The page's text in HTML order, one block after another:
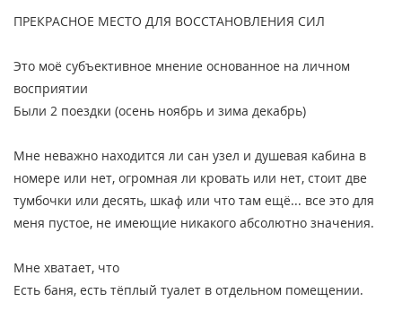
ПРЕКРАСНОЕ МЕСТО ДЛЯ ВОССТАНОВЛЕНИЯ СИЛ
Это моё субъективное мнение основанное на личном
восприятии
Были 2 поездки (осень ноябрь и зима декабрь)
Мне неважно находится ли сан узел и душевая кабина в
номере или нет, огромная ли кровать или нет, стоит две
тумбочки или десять, шкаф или что там ещё... все это для
меня пустое, не имеющие никакого абсолютно значения.
Мне хватает, что
Есть баня, есть тёплый туалет в отдельном помещении.